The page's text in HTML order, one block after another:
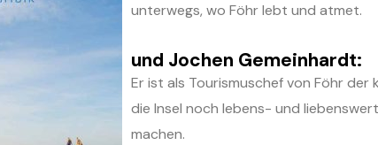
unterwegs, wo Föhr lebt und atmet.
und Jochen Gemeinhardt:
Er ist als Tourismuschef von Föhr der
die Insel noch lebens- und
machen.